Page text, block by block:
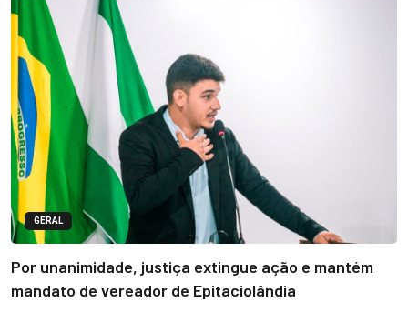
GERAL
Por unanimidade, justiça extingue ação e mantém
mandato de vereador de Epitaciolândia